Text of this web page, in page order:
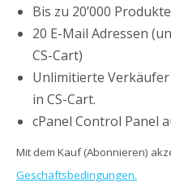
Bis zu 20’000
20 E-Mail Adressen
CS-Cart)
Unlimitierte
in CS-Cart.
cPanel Control Panel
Mit dem Kauf (Abonnieren)
Geschäftsbedingungen.